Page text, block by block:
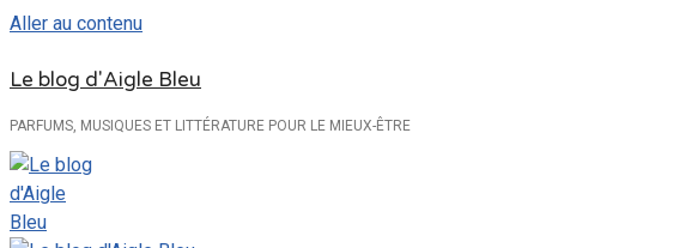
Aller au contenu
Le blog d'Aigle Bleu
PARFUMS, MUSIQUES ET LITTÉRATURE POUR LE MIEUX-ÊTRE